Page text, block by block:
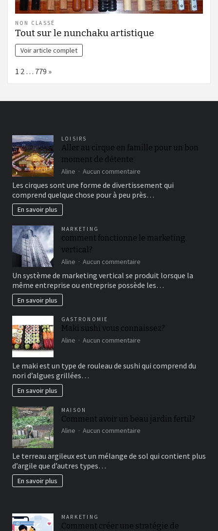
NON CLASSÉ
Tout sur le nunchaku artistique
Voir article complet
Page:
1 2 … 779 Next
»
LOISIRS
Aller au cirque en famille pour un bon
moment de détente
Aline Aucun commentaire
au
cirque
bon
Les cirques sont une forme de divertissement qui
comprend quelque chose pour à peu près…
En savoir plus
MARKETING
comment fonctionne le marketing
vertical?
Aline Aucun commentaire
fonctionne
le
Un système de marketing vertical se produit lorsque la
même entreprise ou entreprise possède les…
En savoir plus
GASTRONOMIE
Maki sushi vous connaissez?
Aline Aucun commentaire
vous
Le maki est un type de rouleau de sushi qui comprend du
nori d’algues grillées…
En savoir plus
MAISON
Comment avoir un beau jardin fertil?
Aline Aucun commentaire
un
Le terreau argileux est un mélange de sol qui contient plus
d’argile que d’autres types…
En savoir plus
MARKETING
Comment créer une stratégie de